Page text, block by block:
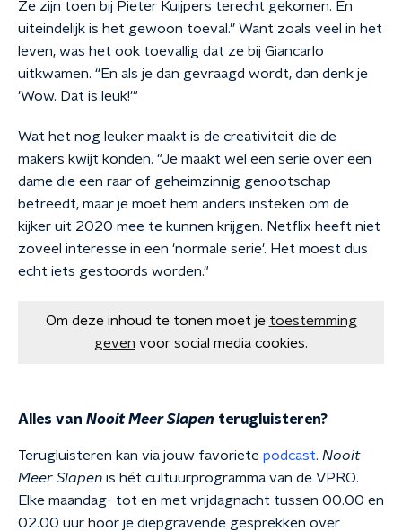
Ze zijn toen bij Pieter Kuijpers terecht gekomen. En
uiteindelijk is het gewoon toeval.” Want zoals veel in het
leven, was het ook toevallig dat ze bij Giancarlo
uitkwamen. “En als je dan gevraagd wordt, dan denk je
'Wow. Dat is leuk!'"
Wat het nog leuker maakt is de creativiteit die de
makers kwijt konden. "Je maakt wel een serie over een
dame die een raar of geheimzinnig genootschap
betreedt, maar je moet hem anders insteken om de
kijker uit 2020 mee te kunnen krijgen. Netflix heeft niet
zoveel interesse in een 'normale serie'. Het moest dus
echt iets gestoords worden."
Om deze inhoud te tonen moet je toestemming
geven voor social media cookies.
Alles van Nooit Meer Slapen terugluisteren?
Terugluisteren kan via jouw favoriete podcast. Nooit
Meer Slapen is hét cultuurprogramma van de VPRO.
Elke maandag- tot en met vrijdagnacht tussen 00.00 en
02.00 uur hoor je diepgravende gesprekken over